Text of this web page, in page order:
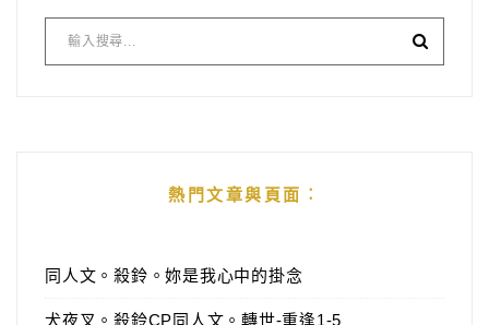
熱門文章與頁面︰
同人文。殺鈴。妳是我心中的掛念
犬夜叉。殺鈴CP同人文。轉世-重逢1-5